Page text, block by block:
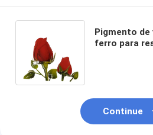
Pigmento de
ferro para
Continue